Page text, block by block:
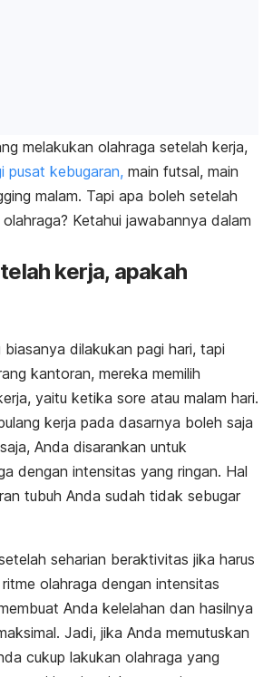
melakukan olahraga setelah kerja,
pusat kebugaran, main futsal, main
malam. Tapi apa boleh setelah
Ketahui jawabannya dalam
kerja, apakah
biasanya dilakukan pagi hari, tapi
kantoran, mereka memilih
yaitu ketika sore atau malam hari.
kerja pada dasarnya boleh saja
Anda disarankan untuk
dengan intensitas yang ringan. Hal
tubuh Anda sudah tidak sebugar
seharian beraktivitas jika harus
olahraga dengan intensitas
Anda kelelahan dan hasilnya
Jadi, jika Anda memutuskan
cukup lakukan olahraga yang